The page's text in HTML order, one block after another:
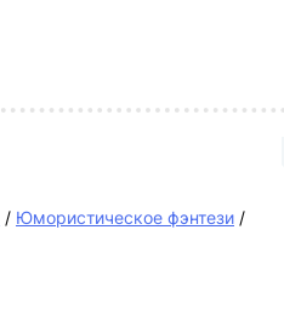
/ Юмористическое фэнтези /